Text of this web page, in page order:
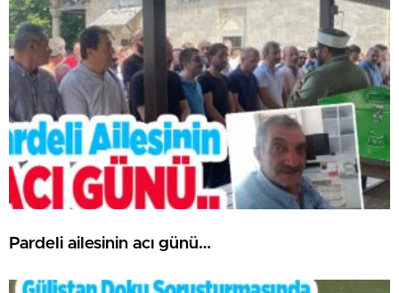
Pardeli ailesinin acı günü…